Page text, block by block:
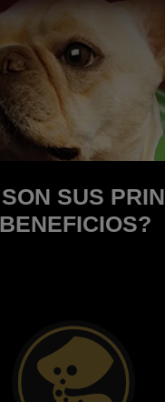
SUS
BENEFICIOS?